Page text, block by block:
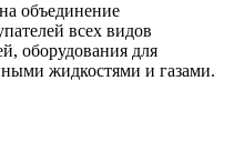
объединение
всех видов
оборудования для
жидкостями и газами.